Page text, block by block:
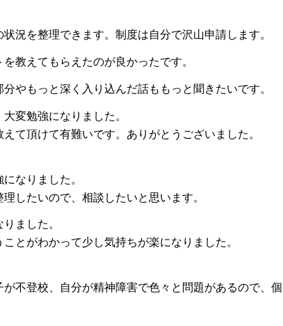
況を整理できます。制度は自分で沢山申請します。
教えてもらえたのが良かったです。
やもっと深く入り込んだ話ももっと聞きたいです。
変勉強になりました。
て頂けて有難いです。ありがとうございました。
なりました。
したいので、相談したいと思います。
ました。
とがわかって少し気持ちが楽になりました。
不登校、自分が精神障害で色々と問題があるので、個